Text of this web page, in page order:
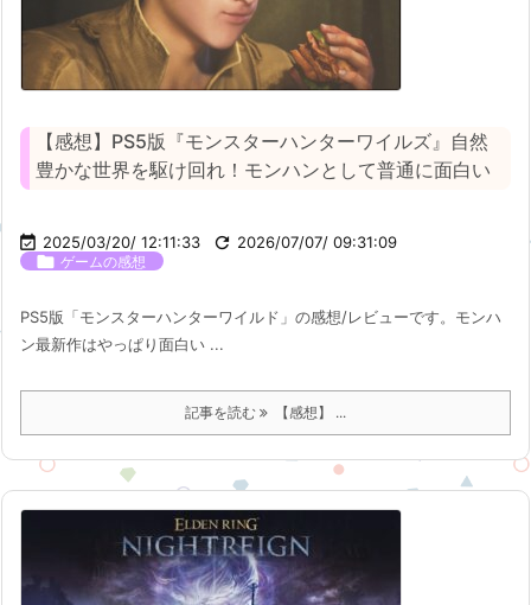
【感想】PS5版『モンスターハンターワイルズ』自然
豊かな世界を駆け回れ！モンハンとして普通に面白い
 2025/03/20/ 12:11:33  2026/07/07/ 09:31:09
 ゲームの感想
PS5版「モンスターハンターワイルド」の感想/レビューです。モンハ
ン最新作はやっぱり面白い ...
記事を読む 【感想】 ...